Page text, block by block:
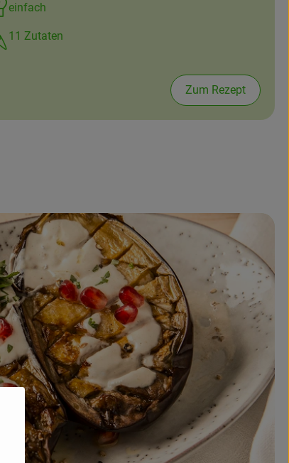
einfach
11 Zutaten
Zum Rezept